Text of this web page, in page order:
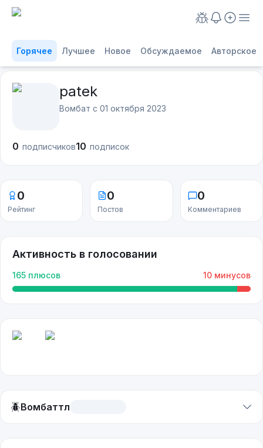
Горячее Лучшее Новое Обсуждаемое Авторское
patek
Вомбат с 01 октября 2023
0 подписчиков10 подписок
0
Рейтинг
0
Постов
0
Комментариев
Активность в голосовании
165 плюсов 10 минусов
🪲Вомбаттл